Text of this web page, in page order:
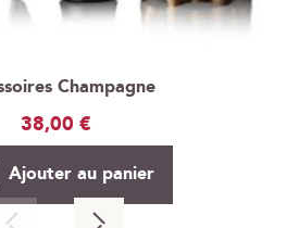
Champagne
38,00 €
Ajouter au panier